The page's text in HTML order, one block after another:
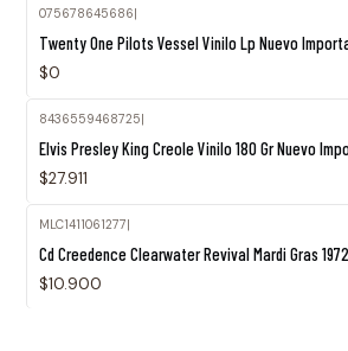
075678645686|
Twenty One Pilots Vessel Vinilo Lp Nuevo
$0
8436559468725
Elvis Presley King Creole Vinilo 180 Gr Nuevo
$27.911
MLC1411061277
Cd Creedence Clearwater Revival Mardi Gras
$10.900